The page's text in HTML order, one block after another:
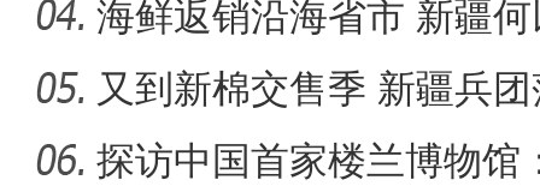
“阿克苏好地方·龟兹之美
迷烙
海鲜返销沿海省市 新疆
乡”？
又到新棉交售季 新疆兵
成效几何
探访中国首家楼兰博物馆